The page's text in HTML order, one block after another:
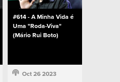
#614 - A Minha Vida é
Uma "Roda-Viva"
(Mário Rui Boto)
Oct 26 2023